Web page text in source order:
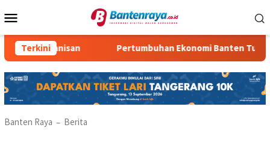
ke
Mobile
Terkini
Kemanisan Pertumbuhan Ekonomi Banten Turun
Banten Raya – Berita